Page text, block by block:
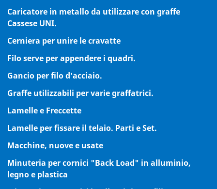
Caricatore in metallo da utilizzare con graffe
Cassese UNI.
Cerniera per unire le cravatte
Filo serve per appendere i quadri.
Gancio per filo d'acciaio.
Graffe utilizzabili per varie graffatrici.
Lamelle e Freccette
Lamelle per fissare il telaio. Parti e Set.
Macchine, nuove e usate
Minuteria per cornici "Back Load" in alluminio,
legno e plastica